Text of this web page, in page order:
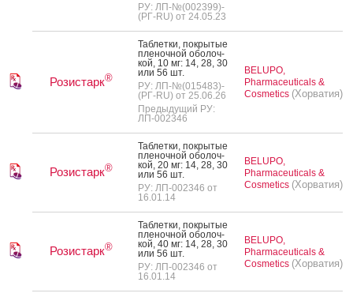
РУ: ЛП-№(002399)-
(РГ-RU) от 24.05.23
Розистарк®
Таб­летки, пок­ры­тые
пле­ноч­ной обо­лоч­
кой, 10 мг: 14, 28, 30
или 56 шт.
РУ: ЛП-№(015483)-
(РГ-RU) от 25.06.26
Предыдущий РУ:
ЛП-002346
BELUPO,
Pharmaceuticals &
Cosmetics (Хорватия)
Розистарк®
Таб­летки, пок­ры­тые
пле­ноч­ной обо­лоч­
кой, 20 мг: 14, 28, 30
или 56 шт.
РУ: ЛП-002346 от
16.01.14
BELUPO,
Pharmaceuticals &
Cosmetics (Хорватия)
Розистарк®
Таб­летки, пок­ры­тые
пле­ноч­ной обо­лоч­
кой, 40 мг: 14, 28, 30
или 56 шт.
РУ: ЛП-002346 от
16.01.14
BELUPO,
Pharmaceuticals &
Cosmetics (Хорватия)